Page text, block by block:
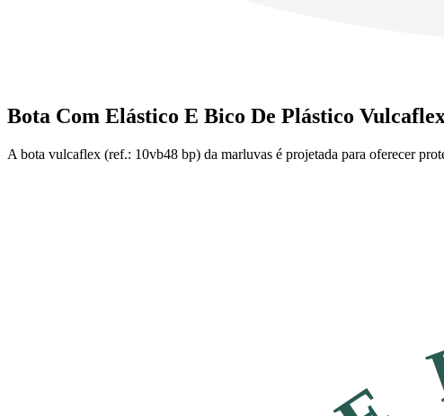
Bota Com Elástico E Bico De Plástico
A bota vulcaflex (ref.: 10vb48 bp) da marluvas é projetada para oferecer